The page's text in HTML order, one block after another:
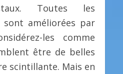
Toutes les
sont améliorées par
les comme
être de belles
scintillante. Mais en